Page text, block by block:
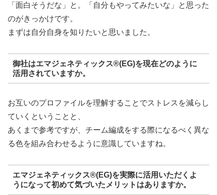
「面白そうだな」と。「自分もやってみたいな」と思った
のがきっかけです。
まずは自分自身を知りたいと思いました。
御社はエマジェネティックス®(EG)を現在どのように
活用されていますか。
お互いのプロファイルを理解することでストレスを減らし
ていくということと、
あくまで参考ですが、チーム編成をする際になるべく異な
る色を組み合わせるように意識していますね。
エマジェネティックス®(EG)を実際に活用いただくよ
うになって初めて気づいたメリットはありますか。